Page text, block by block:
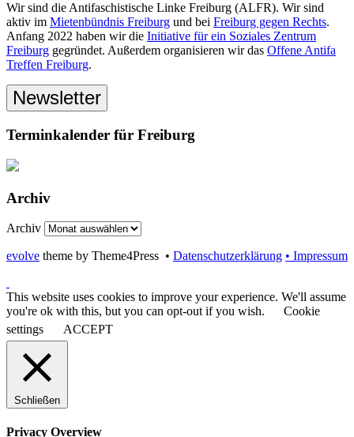
Wir sind die Antifaschistische Linke Freiburg (ALFR). Wir sind
aktiv im Mietenbündnis Freiburg und bei Freiburg gegen Rechts.
Anfang 2022 haben wir die Initiative für ein Soziales Zentrum
Freiburg gegründet. Außerdem organisieren wir das Offene Antifa
Treffen Freiburg.
Newsletter
Terminkalender für Freiburg
Archiv
Archiv
evolve theme by Theme4Press • Datenschutzerklärung • Impressum
This website uses cookies to improve your experience. We'll assume
you're ok with this, but you can opt-out if you wish.
Cookie
settings
ACCEPT
Schließen
Privacy Overview